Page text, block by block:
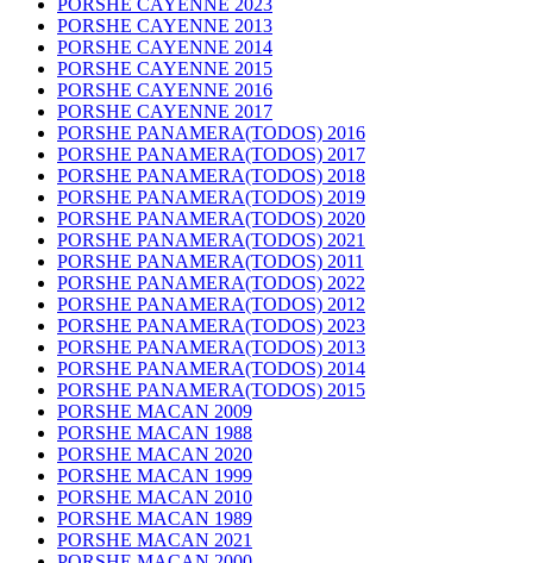
PORSHE CAYENNE 2013
PORSHE CAYENNE 2014
PORSHE CAYENNE 2015
PORSHE CAYENNE 2016
PORSHE CAYENNE 2017
PORSHE PANAMERA(TODOS) 2016
PORSHE PANAMERA(TODOS) 2017
PORSHE PANAMERA(TODOS) 2018
PORSHE PANAMERA(TODOS) 2019
PORSHE PANAMERA(TODOS) 2020
PORSHE PANAMERA(TODOS) 2021
PORSHE PANAMERA(TODOS) 2011
PORSHE PANAMERA(TODOS) 2022
PORSHE PANAMERA(TODOS) 2012
PORSHE PANAMERA(TODOS) 2023
PORSHE PANAMERA(TODOS) 2013
PORSHE PANAMERA(TODOS) 2014
PORSHE PANAMERA(TODOS) 2015
PORSHE MACAN 2009
PORSHE MACAN 1988
PORSHE MACAN 2020
PORSHE MACAN 1999
PORSHE MACAN 2010
PORSHE MACAN 1989
PORSHE MACAN 2021